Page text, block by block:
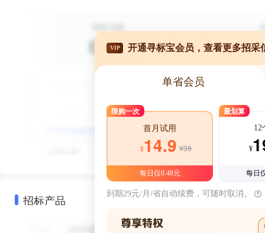
招标产品
VIP 开通寻标宝会员，查看更多招采
单省会员
限购一次
首月试用
¥14.9 ¥39
每日仅0.48元
最划算
12
¥
每日
到期29元/月/省自动续费，可随时取消。